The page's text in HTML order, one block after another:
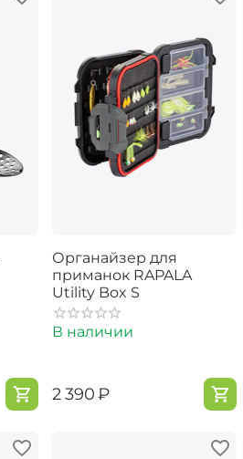
Органайзер для
приманок RAPALA
Utility Box S
В наличии
‍2 390‍₽